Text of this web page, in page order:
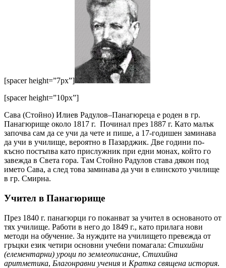
[spacer height=”7px”]
[spacer height=”10px”]
Сава (Стойно) Илиев Радулов–Панагюреца е роден в гр.
Панагюрище около 1817 г. Починал през 1887 г. Като малък
започва сам да се учи да чете и пише, а 17-годишен заминава
да учи в училище, вероятно в Пазарджик. Две години по-
късно постъпва като прислужник при едни монах, който го
завежда в Света гора. Там Стойно Радулов става дякон под
името Сава, а след това заминава да учи в елинското училище
в гр. Смирна.
Учител в Панагюрище
През 1840 г. панагюрци го поканват за учител в основаното от
тях училище. Работи в него до 1849 г., като прилага нови
методи на обучение. За нуждите на училището превежда от
гръцки език четири основни учебни помагала: Стихийни
(елементарни) уроци по землеописание, Стихийна
аритметика, Благонравни учения и Кратка священа история.